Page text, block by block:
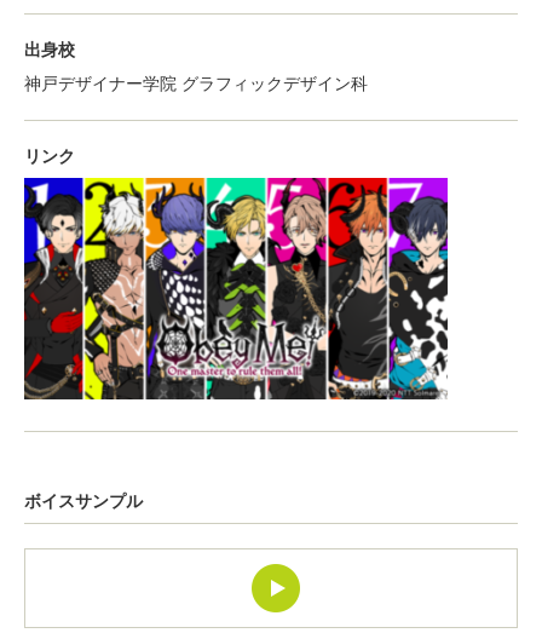
出身校
神戸デザイナー学院 グラフィックデザイン科
リンク
ボイスサンプル